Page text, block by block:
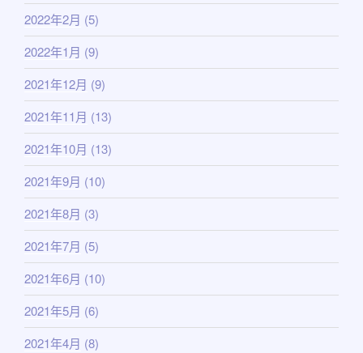
2022年2月 (5)
2022年1月 (9)
2021年12月 (9)
2021年11月 (13)
2021年10月 (13)
2021年9月 (10)
2021年8月 (3)
2021年7月 (5)
2021年6月 (10)
2021年5月 (6)
2021年4月 (8)